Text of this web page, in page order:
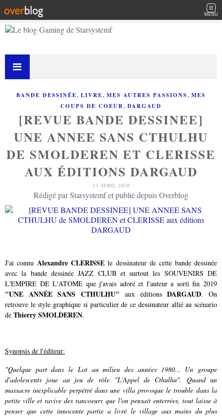
MENU
BANDE DESSINÉE, LIVRE, MES AUTRES PASSIONS, MES
COUPS DE COEUR, DARGAUD
[REVUE BANDE DESSINEE]
UNE ANNEE SANS CTHULHU
DE SMOLDEREN ET CLERISSE
AUX ÉDITIONS DARGAUD
13 AVRIL 2020
Rédigé par Starsystemf et publié depuis Overblog
J'ai connuAlexandre CLERISSE le dessinateur de cette bande dessinée
avec la bande dessinée JAZZ CLUB et surtout les SOUVENIRS DE
L'EMPIRE DE L'ATOME que j'avais adoré et l'auteur a sorti fin 2019
"UNE ANNÉE SANS CTHULHU" aux éditionsDARGAUD. On
retrouve le style graphique si particulier de ce dessinateur allié au scénario
de Thierry SMOLDEREN.
Synopsis de l'éditeur:
"Quelque part dans le Lot au milieu des années 1980... Un groupe
d'adolescents joue au jeu de rôle "L'Appel de Cthulhu". Quand un
massacre inexplicable perpétré dans une villa provoque le trouble dans la
petite ville et ravive des rancoeurs que l'on pensait enterrées, tout laisse à
penser que cette innocente partie a livré le village aux mains du plus